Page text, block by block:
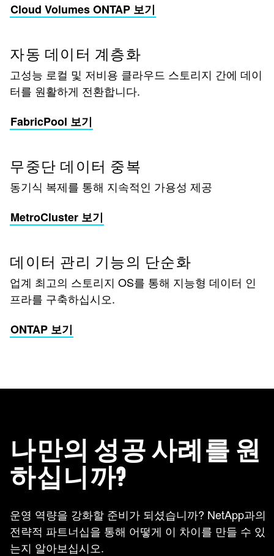
Cloud Volumes ONTAP 보기
자동 데이터 계층화
고성능 로컬 및 저비용 클라우드 스토리지 간에 데이
터를 원활하게 전환합니다.
FabricPool 보기
무중단 데이터 중복
동기식 복제를 통해 지속적인 가용성 제공
MetroCluster 보기
데이터 관리 기능의 단순화
업계 최고의 스토리지 OS를 통해 지능형 데이터 인
프라를 구축하십시오.
ONTAP 보기
나만의 성공 사례를 원
하십니까?
운영 역량을 강화할 준비가 되셨습니까? NetApp과의
전략적 파트너십을 통해 어떻게 이 차이를 만들 수 있
는지 알아보십시오.